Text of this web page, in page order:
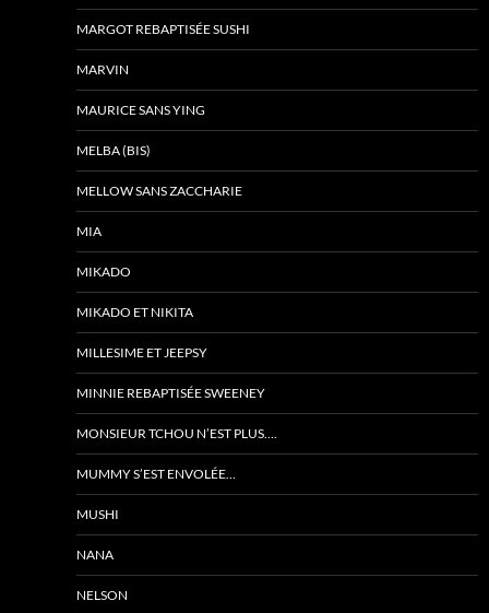
MARGOT REBAPTISÉE SUSHI
MARVIN
MAURICE SANS YING
MELBA (BIS)
MELLOW SANS ZACCHARIE
MIA
MIKADO
MIKADO ET NIKITA
MILLESIME ET JEEPSY
MINNIE REBAPTISÉE SWEENEY
MONSIEUR TCHOU N’EST PLUS….
MUMMY S’EST ENVOLÉE…
MUSHI
NANA
NELSON